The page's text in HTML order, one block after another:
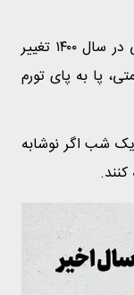
فلافل از یک ساندویچ ساده ۲۰ هزار تومانی در سال ۱۴۰۰ تغییر
پا به پای تورم
یک شب اگر نوشابه